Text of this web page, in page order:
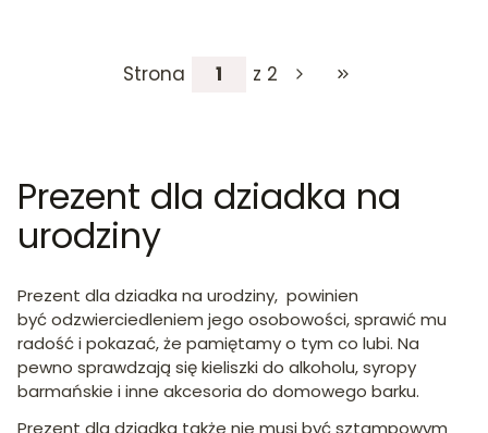
Strona z 2 Przejdź do ostatniej
Prezent dla dziadka na
urodziny
Prezent dla dziadka na urodziny, powinien
być odzwierciedleniem jego osobowości, sprawić mu
radość i pokazać, że pamiętamy o tym co lubi. Na
pewno sprawdzają się kieliszki do alkoholu, syropy
barmańskie i inne akcesoria do domowego barku.
Prezent dla dziadka także nie musi być sztampowym